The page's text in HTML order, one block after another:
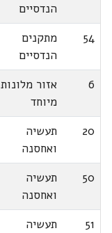
הנדסיים
54
מתקנים
הנדסיים
6
אזור מלונות
מיוחד
20
תעשיה
ואחסנה
50
תעשיה
ואחסנה
51
תעשיה